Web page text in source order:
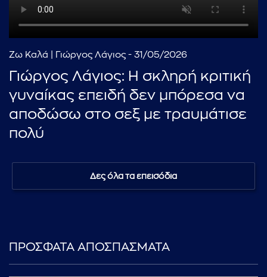
Ζω Καλά | Γιώργος Λάγιος - 31/05/2026
Γιώργος Λάγιος: Η σκληρή κριτική
γυναίκας επειδή δεν μπόρεσα να
αποδώσω στο σεξ με τραυμάτισε
πολύ
Δες όλα τα επεισόδια
ΠΡΟΣΦΑΤΑ ΑΠΟΣΠΑΣΜΑΤΑ